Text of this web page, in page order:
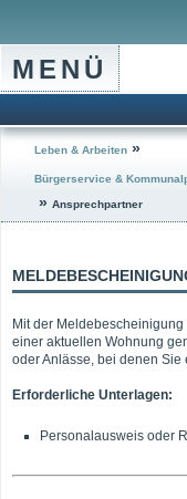
MENÜ
Leben & Arbeiten »
Bürgerservice &
» Ansprechpartner
Mit der
einer aktuellen Wohnung
oder Anlässe, bei denen
Erforderliche Unterlagen:
Personalausweis oder